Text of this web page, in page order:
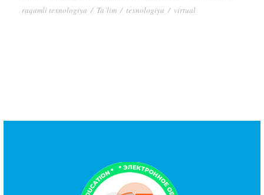
raqamli texnologiya / Ta’lim / texnologiya / virtual